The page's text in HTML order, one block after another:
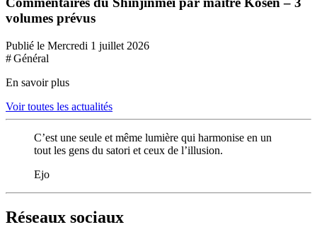
volumes prévus
Publié le Mercredi 1 juillet 2026
# Général
En savoir plus
Voir toutes les actualités
C’est une seule et même lumière qui harmonise en un
tout les gens du satori et ceux de l’illusion.
Ejo
Réseaux sociaux